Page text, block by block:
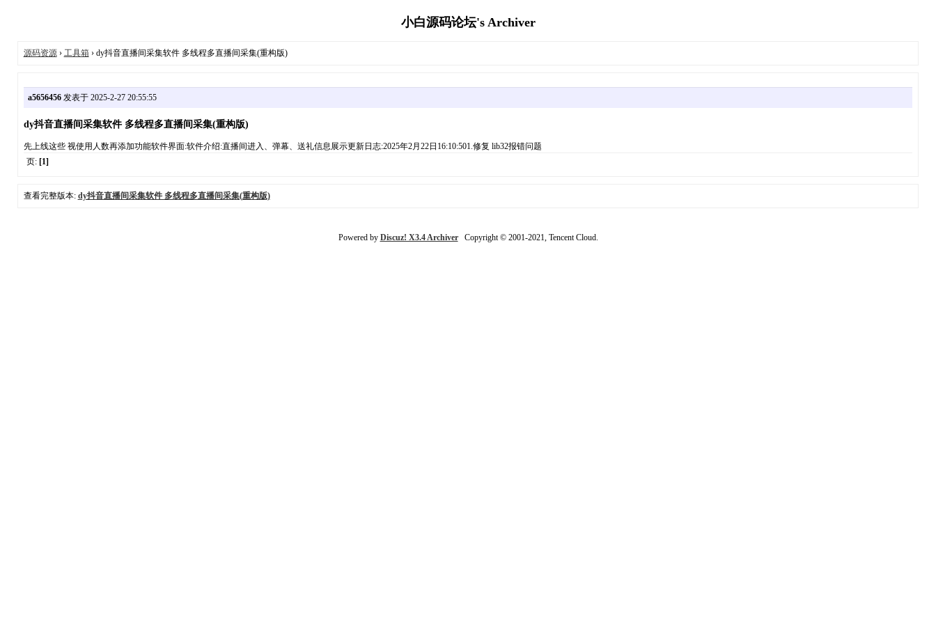
小白源码论坛's Archiver
源码资源› 工具箱 › dy抖音直播间采集软件 多线程多直播间采集(重构版)
a5656456发表于 2025-2-27 20:55:55
dy抖音直播间采集软件 多线程多直播间采集(重构版)
先上线这些 视使用人数再添加功能软件界面:软件介绍:直播间进入、弹幕、送礼信息展示更新日志:2025年2月22日16:10:501.修复 lib32报错问题
页: [1]
查看完整版本: dy抖音直播间采集软件 多线程多直播间采集(重构版)
Powered by Discuz! X3.4 ArchiverCopyright © 2001-2021, Tencent Cloud.